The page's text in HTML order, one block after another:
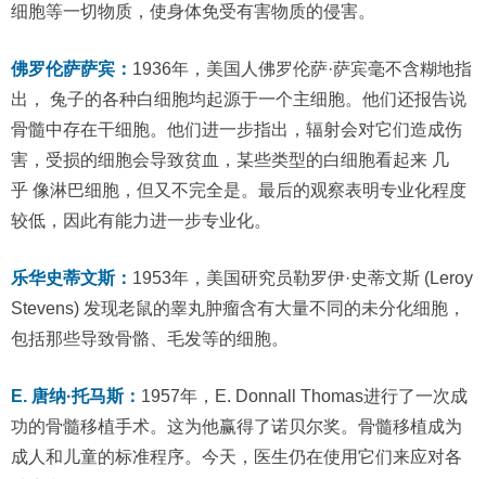
细胞等一切物质，使身体免受有害物质的侵害。
佛罗伦萨萨宾： 1936年，美国人佛罗伦萨·萨宾毫不含糊地指
出， 兔子的各种白细胞均起源于一个主细胞。他们还报告说
骨髓中存在干细胞。他们进一步指出，辐射会对它们造成伤
害，受损的细胞会导致贫血，某些类型的白细胞看起来 几
乎 像淋巴细胞，但又不完全是。最后的观察表明专业化程度
较低，因此有能力进一步专业化。
乐华史蒂文斯： 1953年，美国研究员勒罗伊·史蒂文斯 (Leroy
Stevens) 发现老鼠的睾丸肿瘤含有大量不同的未分化细胞，
包括那些导致骨骼、毛发等的细胞。
E. 唐纳·托马斯： 1957年，E. Donnall Thomas进行了一次成
功的骨髓移植手术。这为他赢得了诺贝尔奖。骨髓移植成为
成人和儿童的标准程序。今天，医生仍在使用它们来应对各